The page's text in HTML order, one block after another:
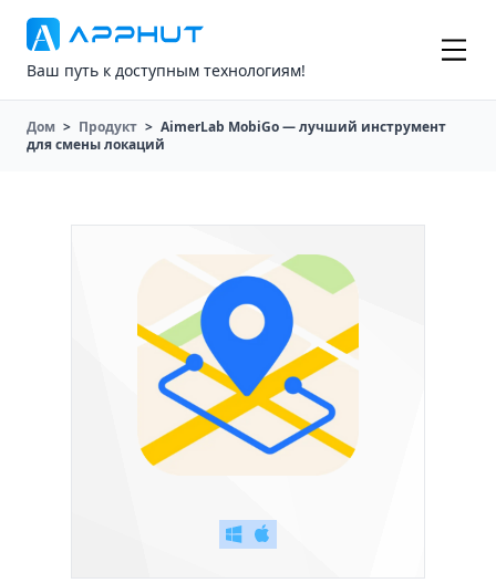
Ваш путь к доступным технологиям!
Дом > Продукт > AimerLab MobiGo — лучший инструмент
для смены локаций